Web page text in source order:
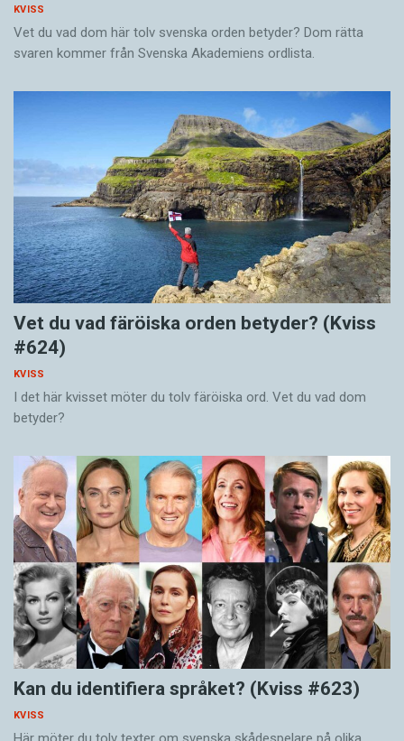
KVISS
Vet du vad dom här tolv svenska orden betyder? Dom rätta
svaren kommer från Svenska Akademiens ordlista.
Vet du vad färöiska orden betyder? (Kviss
#624)
KVISS
I det här kvisset möter du tolv färöiska ord. Vet du vad dom
betyder?
Kan du identifiera språket? (Kviss #623)
KVISS